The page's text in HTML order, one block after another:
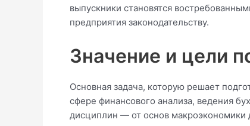
выпускники становятся
предприятия законодательству.
Значение и цели
Основная задача, которую решает
сфере финансового анализа, ведения
дисциплин — от основ макроэкономики